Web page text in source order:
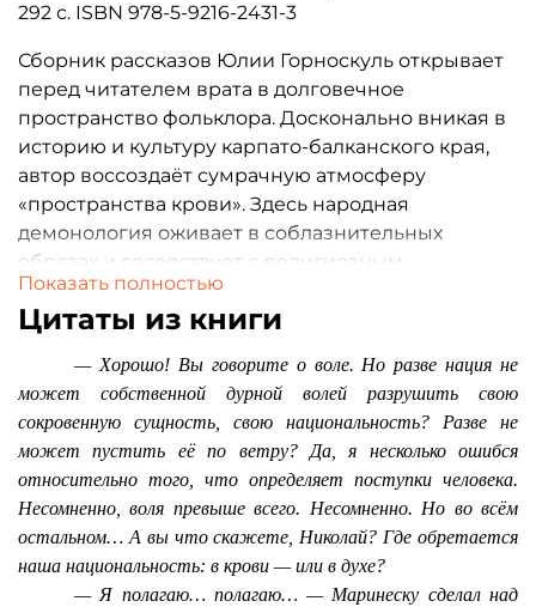
292 с. ISBN 978-5-9216-2431-3
Сборник рассказов Юлии Горноскуль открывает
перед читателем врата в долговечное
пространство фольклора. Досконально вникая в
историю и культуру карпато-балканского края,
автор воссоздаёт сумрачную атмосферу
«пространства крови». Здесь народная
демонология оживает в соблазнительных
образах и соседствует с религиозным
мистицизмом, а реальность неуловимо
закручивается, превращаясь в воронку
взаимодействие мира профанного с «тем
светом». Сверхъестественное прорывается в
обыденную жизнь, вынуждая человека проявить
волю или наоборот ломая её. Ведь герой —
пленник собственного мифа, который в итоге
определяет его судьбу.
Показать полностью
Цитаты из книги
— Хорошо! Вы говорите о воле. Но разве нация не
может собственной дурной волей разрушить свою
сокровенную сущность, свою национальность? Разве не
может пустить её по ветру? Да, я несколько ошибся
относительно того, что определяет поступки человека.
Несомненно, воля превыше всего. Несомненно. Но во всём
остальном… А вы что скажете, Николай? Где обретается
наша национальность: в крови — или в духе?
— Я полагаю… полагаю… — Маринеску сделал над